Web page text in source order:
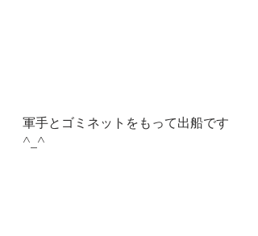
軍手とゴミネットをもって出船です
^_^